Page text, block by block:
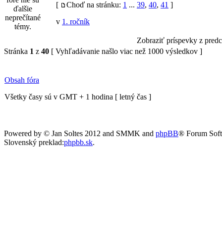
[
Choď na stránku: 1 ... 39, 40, 41 ]
v 1. ročník
Zobraziť príspevky z
Stránka 1 z 40 [ Vyhľadávanie našlo viac než 1000 výsledkov ]
Obsah fóra
Všetky časy sú v GMT + 1 hodina [ letný čas ]
Powered by © Jan Soltes 2012 and SMMK and phpBB® Forum
Slovenský preklad:phpbb.sk.